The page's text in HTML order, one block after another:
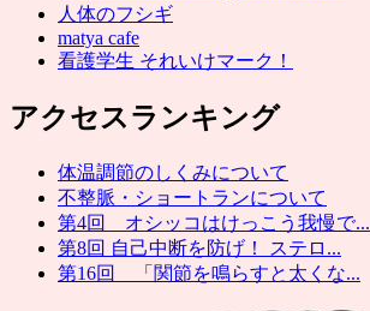
人体のフシギ
matya cafe
看護学生 それいけマーク！
アクセスランキング
体温調節のしくみについて
不整脈・ショートランについて
第4回 オシッコはけっこう我慢で...
第8回 自己中断を防げ！ ステロ...
第16回 「関節を鳴らすと太くな...